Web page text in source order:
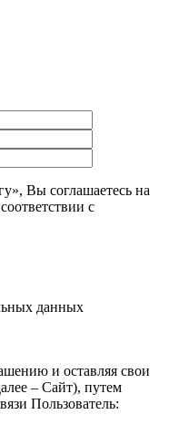
Вы соглашаетесь на
с
данных
и оставляя свои
– Сайт), путем
Пользователь: